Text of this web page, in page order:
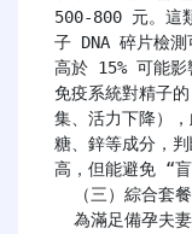
500-800 元。這
子 DNA 碎片檢測
高於 15% 可能影
免疫系統對精子
集、活力下降）
糖、鋅等成分，
高，但能避免 “盲